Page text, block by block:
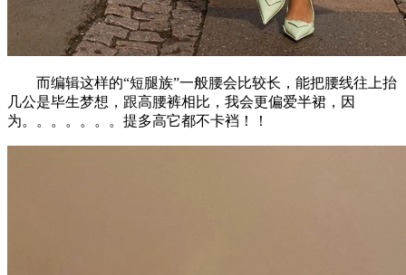
而编辑这样的“短腿族”一般腰会比较长，能把腰线往上抬
几公是毕生梦想，跟高腰裤相比，我会更偏爱半裙，因
为。。。。。。。提多高它都不卡裆！！